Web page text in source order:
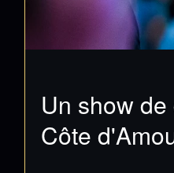
Un show
Côte